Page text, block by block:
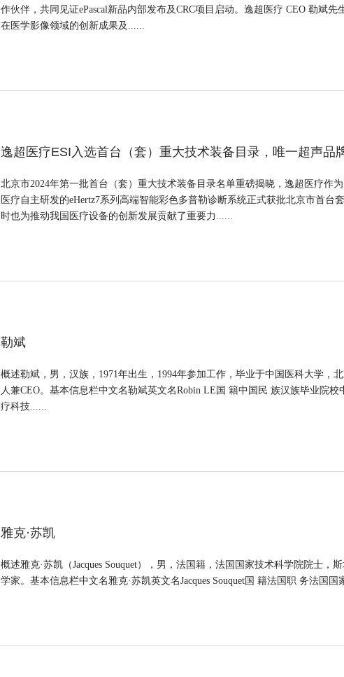
作伙伴，共同见证ePascal新品内部发布及CRC项目启动。逸超医疗 CEO 勒斌
在医学影像领域的创新成果及......
逸超医疗ESI入选首台（套）重大技术装备目录，唯一超声品
北京市2024年第一批首台（套）重大技术装备目录名单重磅揭晓，逸超医疗作
医疗自主研发的eHertz7系列高端智能彩色多普勒诊断系统正式获批北京市首
时也为推动我国医疗设备的创新发展贡献了重要力......
​勒斌
概述勒斌，男，汉族，1971年出生，1994年参加工作，毕业于中国医科大学
人兼CEO。基本信息栏中文名勒斌英文名Robin LE国 籍中国民 族汉族毕业院
疗科技......
雅克·苏凯
概述雅克·苏凯（Jacques Souquet），男，法国籍，法国国家技术科学院院士
学家。基本信息栏中文名雅克·苏凯英文名Jacques Souquet国 籍法国职 务法国